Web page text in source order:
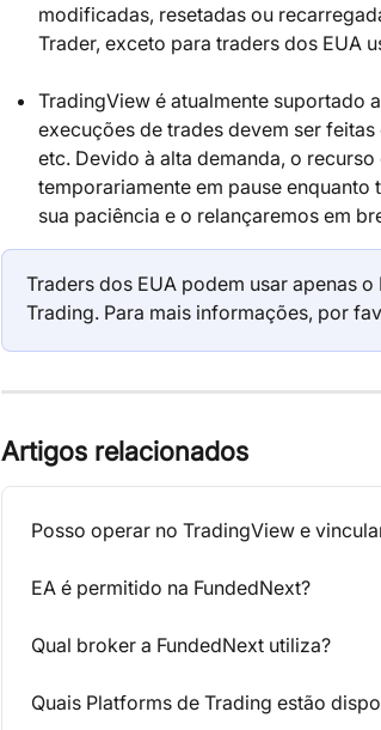
modificadas, resetadas ou
Trader, exceto para traders dos EUA
TradingView é atualmente suportado
execuções de trades devem ser
etc. Devido à alta demanda, o
temporariamente em pause
sua paciência e o relançaremos em
Traders dos EUA podem usar apenas
Trading. Para mais informações, por
Artigos relacionados
Posso operar no TradingView e
EA é permitido na FundedNext?
Qual broker a FundedNext utiliza?
Quais Platforms de Trading estão